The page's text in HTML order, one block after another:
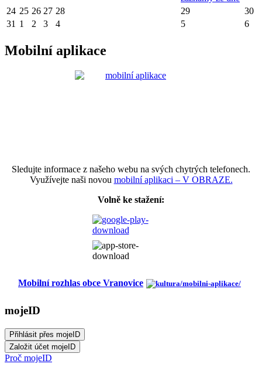
24 25 26 27 28 29
30
31 1 2 3 4 5 6
Mobilní aplikace
Sledujte informace z našeho webu na svých chytrých telefonech.
Využívejte naši novou mobilní aplikaci – V OBRAZE.
Volně ke stažení:
Mobilní rozhlas obce Vranovice
mojeID
Proč mojeID